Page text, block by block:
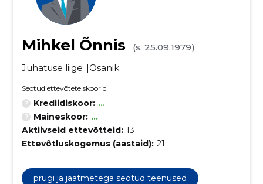
Mihkel Õnnis
(s. 25.09.1979)
Juhatuse liige
Osanik
Seotud ettevõtete skoorid
Krediidiskoor: ...
Maineskoor: ...
Aktiivseid ettevõtteid: 13
Ettevõtluskogemus (aastaid): 21
prügi ja jäätmetega seotud teenused